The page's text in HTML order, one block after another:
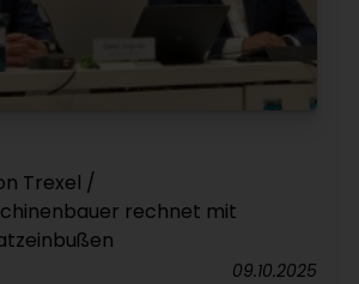
Trexel /
rechnet mit
09.10.2025